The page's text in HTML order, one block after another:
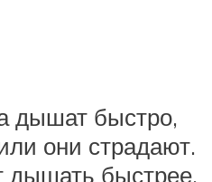
дышат быстро,
они страдают.
дышать быстрее,